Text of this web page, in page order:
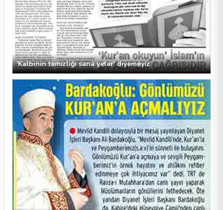
'Kalbinin temizliği sana yeter' diyemeyiz